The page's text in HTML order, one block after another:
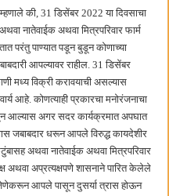
की, 31 डिसेंबर 2022 या दिवसाचा
नातेवाईक अथवा मित्रपरिवार फार्म
परंतु पाण्यात पडून बुडून कोणाच्या
आपल्यावर राहील. 31 डिसेंबर
मध्य विक्री करावयाची असल्यास
आहे. कोणत्याही प्रकारचा मनोरंजनाचा
आल्यास अगर सदर कार्यक्रमात अपघात
जबाबदार धरून आपले विरुद्ध कायदेशीर
अथवा नातेवाईक अथवा मित्रपरिवार
अथवा अप्रत्यक्षपणे शासनाने पारित केलेले
आपले पासून दुसर्या त्रास होऊन